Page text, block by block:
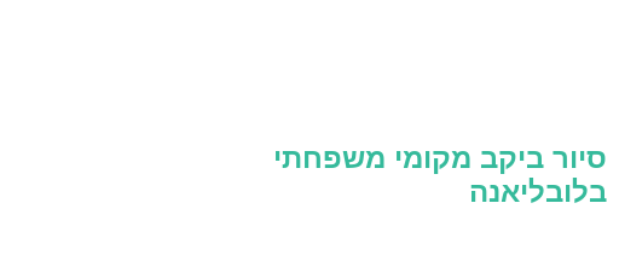
סיור ביקב מקומי משפחתי
בלובליאנה